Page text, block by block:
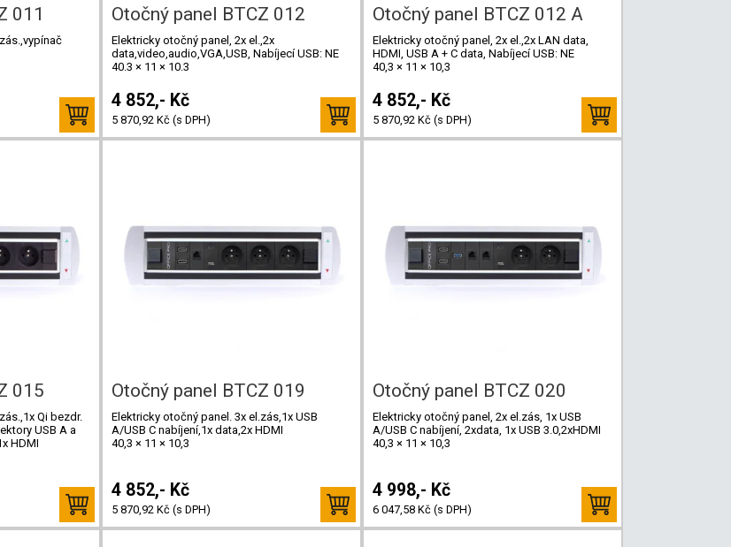
011 Otočný panel BTCZ 012
Elektricky otočný panel, 2x el.,2x
data,video,audio,VGA,USB, Nabíjecí USB: NE
40.3 × 11 × 10.3
4 852,- Kč
5 870,92 Kč (s DPH)
Otočný panel BTCZ 012 A
Elektricky otočný panel, 2x el.,2x LAN data,
HDMI, USB A + C data, Nabíjecí USB: NE
40,3 × 11 × 10,3
4 852,- Kč
5 870,92 Kč (s DPH)
015
Qi bezdr.
USB A a
HDMI
Otočný panel BTCZ 019
Elektricky otočný panel. 3x el.zás,1x USB
A/USB C nabíjení,1x data,2x HDMI
40,3 × 11 × 10,3
4 852,- Kč
5 870,92 Kč (s DPH)
Otočný panel BTCZ 020
Elektricky otočný panel, 2x el.zás, 1x USB
A/USB C nabíjení, 2xdata, 1x USB 3.0,2xHDMI
40,3 × 11 × 10,3
4 998,- Kč
6 047,58 Kč (s DPH)